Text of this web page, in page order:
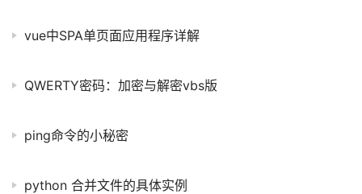
vue中SPA单页面应用程序详解
QWERTY密码：加密与解密vbs版
ping命令的小秘密
python 合并文件的具体实例